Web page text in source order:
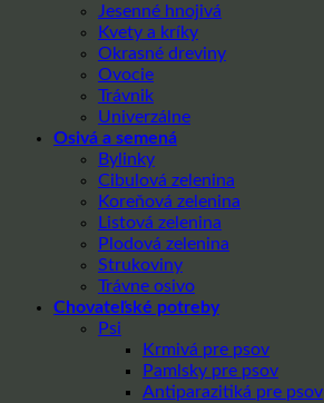
Jesenné hnojivá
Kvety a kríky
Okrasné dreviny
Ovocie
Trávnik
Univerzálne
Osivá a semená
Bylinky
Cibulová zelenina
Koreňová zelenina
Listová zelenina
Plodová zelenina
Strukoviny
Trávne osivo
Chovateľské potreby
Psi
Krmivá pre psov
Pamlsky pre psov
Antiparazitiká pre psov